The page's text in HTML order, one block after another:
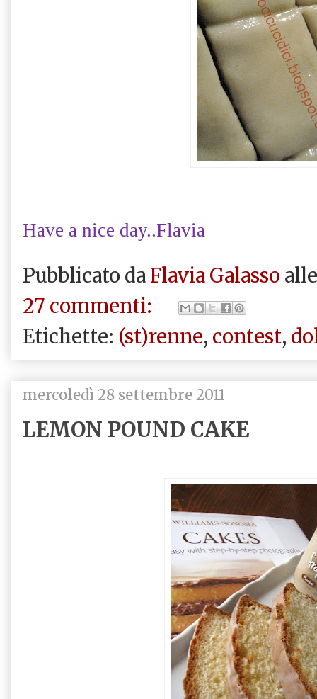
Have a nice day..Flavia
Pubblicato da Flavia Galasso
27 commenti:
Etichette: (st)renne, contest,
mercoledì 28 settembre 2011
LEMON POUND CAKE